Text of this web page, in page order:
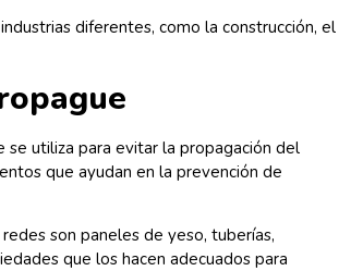
diferentes, como la construcción, el
se utiliza para evitar la propagación del
que ayudan en la prevención de
son paneles de yeso, tuberías,
que los hacen adecuados para